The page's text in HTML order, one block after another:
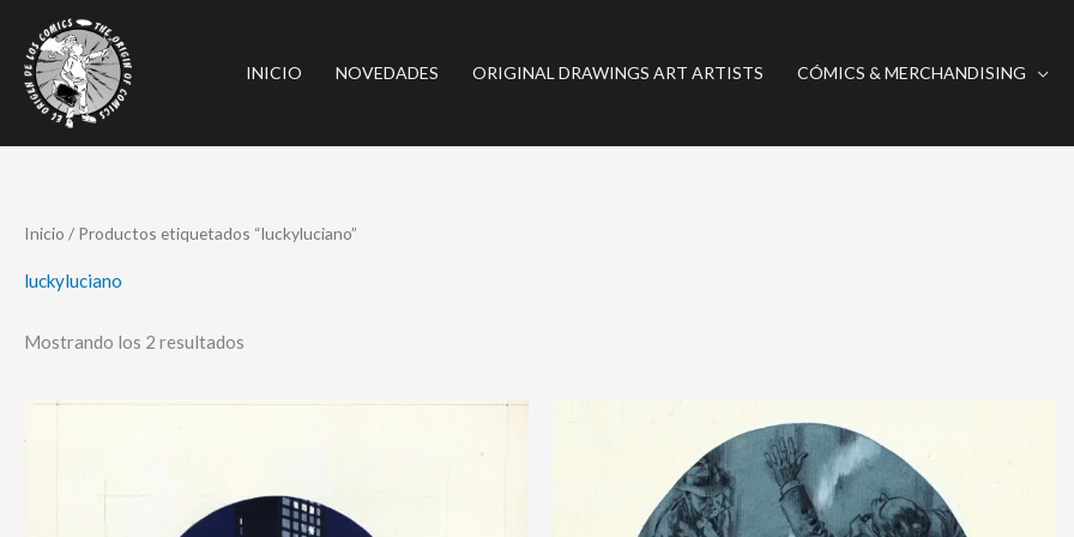
contenido
INICIO NOVEDADES ORIGINAL DRAWINGS ART ARTISTS CÓMICS & MERCHANDISING
Inicio / Productos etiquetados “luckyluciano”
luckyluciano
Mostrando los 2 resultados
Ordenado
por